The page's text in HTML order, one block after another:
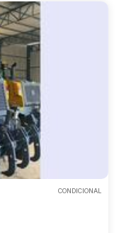
CONDICIONAL